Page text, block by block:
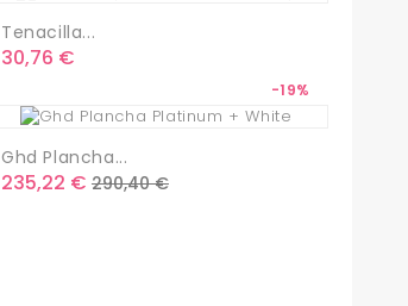
Tenacilla...
Precio
30,76 €
Ghd Plancha...
Precio
235,22 €
-19%
Precio
290,40 €